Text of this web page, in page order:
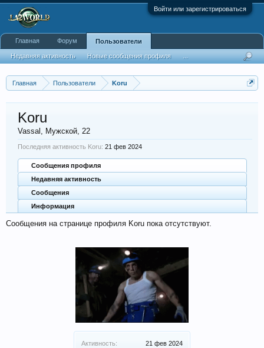
Войти или зарегистрироваться
Главная Пользователи Koru
Активность:
21 фев 2024
Koru
Vassal , Мужской, 22
Последняя активность Koru: 21 фев 2024
Сообщения профиля
Недавняя активность
Сообщения
Информация
Сообщения на странице профиля Koru пока отсутствуют.
Главная Форум Пользователи
Недавняя активность Новые сообщения профиля